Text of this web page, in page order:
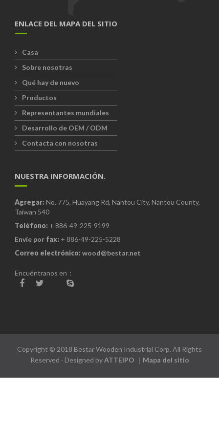
ENLACE DEL MAPA DEL SITIO
Casa
Sobre nosotras
Qué hay de nuevo
Productos
Representantes mundiales
Desarrollo de OEM / ODM
Contacta con nosotras
NUESTRA INFORMACIÓN.
Agregar: No. 775, Huayang Rd, Nantou City, Nantou County,
Taiwan 540
Teléfono: + 886-49-225-9199
Envíe por fax: + 886-49-225-5228
Correo electrónico: wood@bestar.net
Encuéntranos en：
Copyright © 2018 Bestar Wooden Industrial Corp. All Rights
Reserved ‧ Designed byATTEIPO ｜ Mapa del sitio